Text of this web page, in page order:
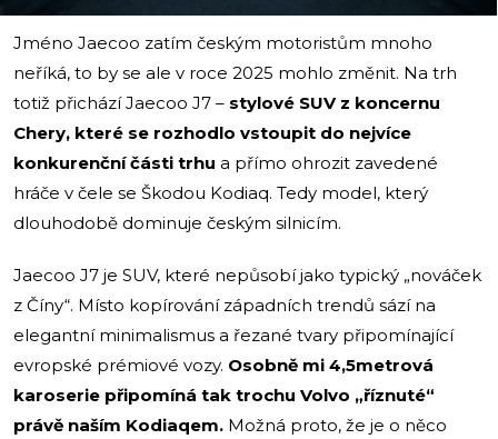
Jméno Jaecoo zatím českým motoristům mnoho
neříká, to by se ale v roce 2025 mohlo změnit. Na trh
totiž přichází Jaecoo J7 – stylové SUV z koncernu
Chery, které se rozhodlo vstoupit do nejvíce
konkurenční části trhu a přímo ohrozit zavedené
hráče v čele se Škodou Kodiaq. Tedy model, který
dlouhodobě dominuje českým silnicím.
Jaecoo J7 je SUV, které nepůsobí jako typický „nováček
z Číny“. Místo kopírování západních trendů sází na
elegantní minimalismus a řezané tvary připomínající
evropské prémiové vozy. Osobně mi 4,5metrová
karoserie připomíná tak trochu Volvo „říznuté“
právě naším Kodiaqem. Možná proto, že je o něco